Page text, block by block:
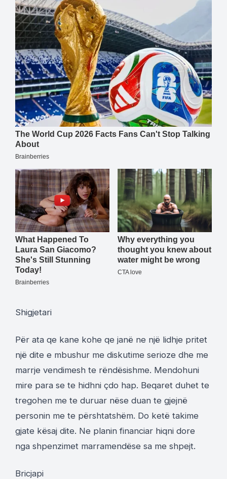
Shigjetari
Për ata qe kane kohe qe janë ne një lidhje pritet
një dite e mbushur me diskutime serioze dhe me
marrje vendimesh te rëndësishme. Mendohuni
mire para se te hidhni çdo hap. Beqaret duhet te
tregohen me te duruar nëse duan te gjejnë
personin me te përshtatshëm. Do ketë takime
gjate kësaj dite. Ne planin financiar hiqni dore
nga shpenzimet marramendëse sa me shpejt.
Bricjapi